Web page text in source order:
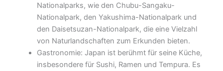
Nationalparks, wie den Chubu-Sangaku-
Nationalpark, den Yakushima-Nationalpark und
den Daisetsuzan-Nationalpark, die eine Vielzahl
von Naturlandschaften zum Erkunden bieten.
Gastronomie: Japan ist berühmt für seine Küche,
insbesondere für Sushi, Ramen und Tempura. Es